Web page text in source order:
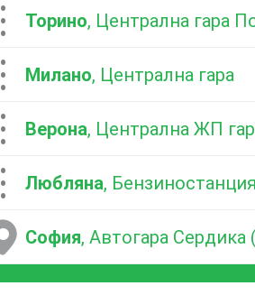
...Торино, Централна гара
...Милано, Централна гара
...Верона, Централна ЖП
...Любляна,
София, Автогара